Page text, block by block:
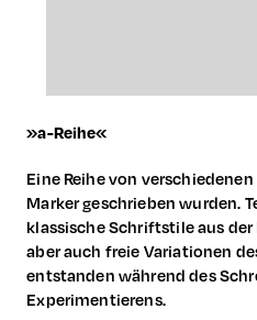
»a-Reihe«
Eine Reihe von
Marker geschrieben wurden.
klassische Schriftstile aus
aber auch freie Variationen
entstanden während des
Experimentierens.